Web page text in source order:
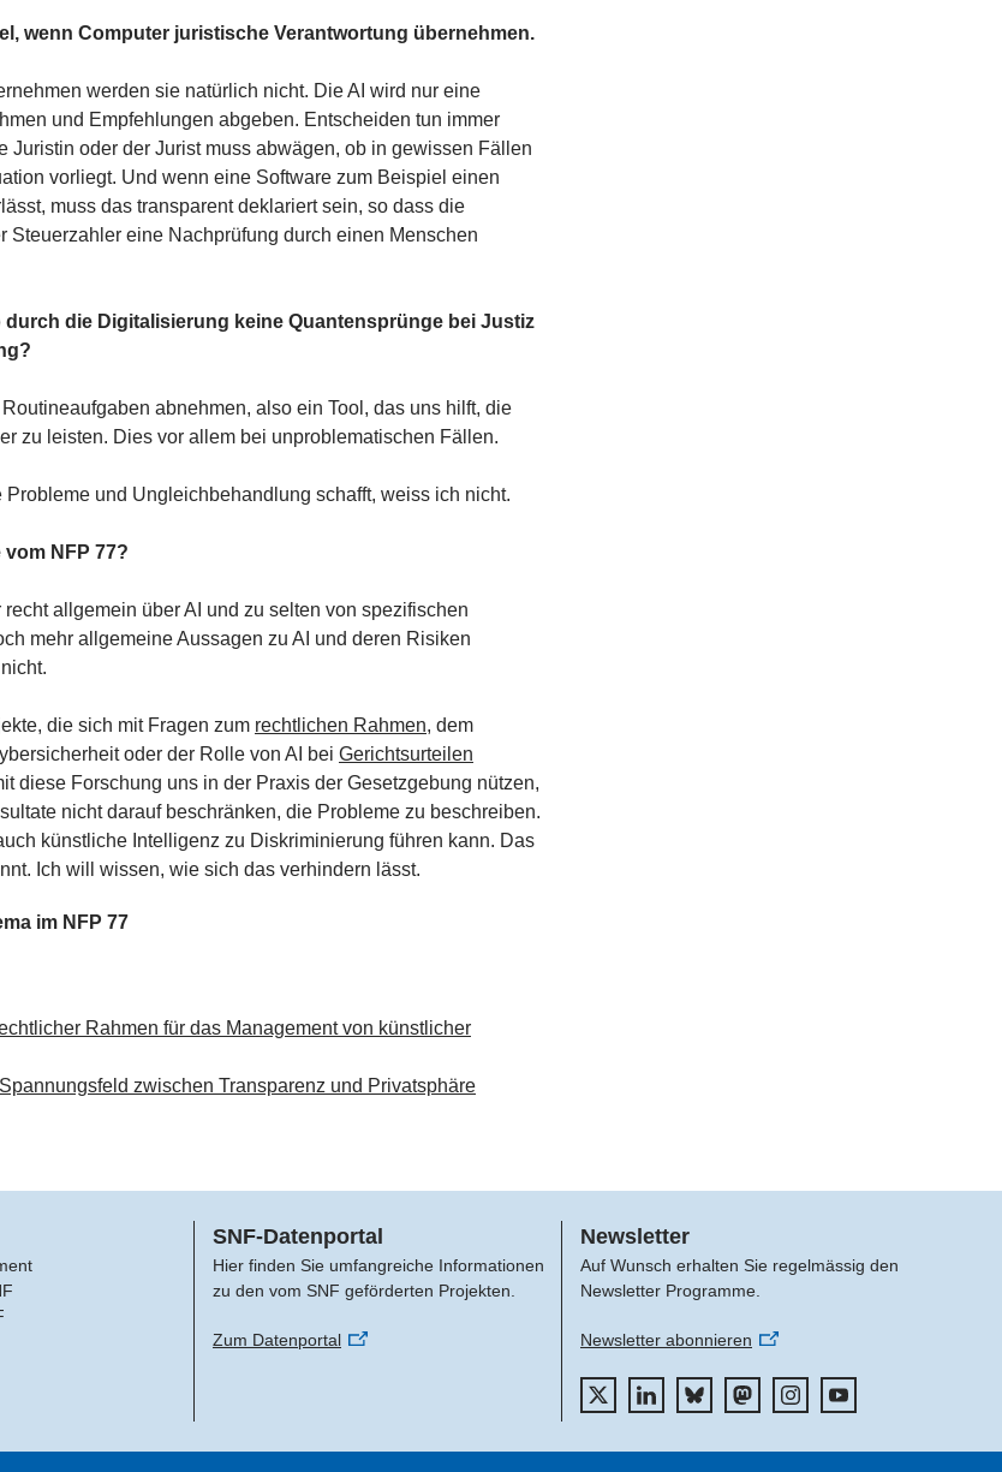
wenn Computer juristische Verantwortung übernehmen.
werden sie natürlich nicht. Die AI wird nur eine
und Empfehlungen abgeben. Entscheiden tun immer
Juristin oder der Jurist muss abwägen, ob in gewissen Fällen
vorliegt. Und wenn eine Software zum Beispiel einen
muss das transparent deklariert sein, so dass die
Steuerzahler eine Nachprüfung durch einen Menschen
durch die Digitalisierung keine Quantensprünge bei Justiz
abnehmen, also ein Tool, das uns hilft, die
zu leisten. Dies vor allem bei unproblematischen Fällen.
Probleme und Ungleichbehandlung schafft, weiss ich nicht.
vom NFP 77?
recht allgemein über AI und zu selten von spezifischen
mehr allgemeine Aussagen zu AI und deren Risiken
die sich mit Fragen zum rechtlichen Rahmen, dem
oder der Rolle von AI bei Gerichtsurteilen
diese Forschung uns in der Praxis der Gesetzgebung nützen,
nicht darauf beschränken, die Probleme zu beschreiben.
künstliche Intelligenz zu Diskriminierung führen kann. Das
Ich will wissen, wie sich das verhindern lässt.
im NFP 77
Rahmen für das Management von künstlicher
zwischen Transparenz und Privatsphäre
SNF-Datenportal
Hier finden Sie umfangreiche Informationen
zu den vom SNF geförderten Projekten.
Zum Datenportal
Newsletter
Auf Wunsch erhalten Sie regelmässig den
Newsletter Programme.
Newsletter abonnieren